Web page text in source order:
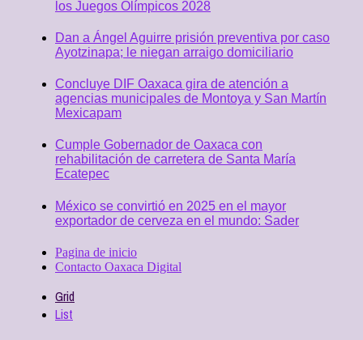
los Juegos Olímpicos 2028
Dan a Ángel Aguirre prisión preventiva por caso
Ayotzinapa; le niegan arraigo domiciliario
Concluye DIF Oaxaca gira de atención a
agencias municipales de Montoya y San Martín
Mexicapam
Cumple Gobernador de Oaxaca con
rehabilitación de carretera de Santa María
Ecatepec
México se convirtió en 2025 en el mayor
exportador de cerveza en el mundo: Sader
Pagina de inicio
Contacto Oaxaca Digital
Grid
List